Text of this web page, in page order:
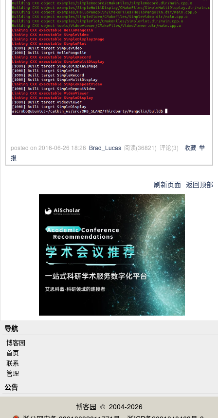
posted on 2016-06-26 18:26 Brad_Lucas 阅读(36821) 评论(3) 收藏 举
报
刷新页面 返回顶部
导航
博客园
首页
联系
管理
公告
博客园 © 2004-2026